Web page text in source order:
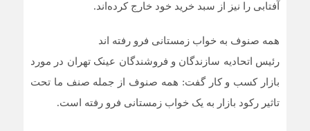
آفتابی را نیز از سبد خرید خود خارج کرده‌اند.
همه صنوف به خواب زمستانی فرو رفته اند
رئیس اتحادیه سازندگان و فروشندگان عینک تهران در مورد
بازار کسب و کار گفت: همه صنوف از جمله صنف ما تحت
تاثیر رکود بازار به یک خواب زمستانی فرو رفته است.